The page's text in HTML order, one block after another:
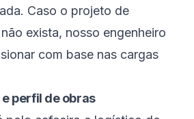
Caso o projeto de
exista, nosso engenheiro
com base nas cargas
e perfil de obras